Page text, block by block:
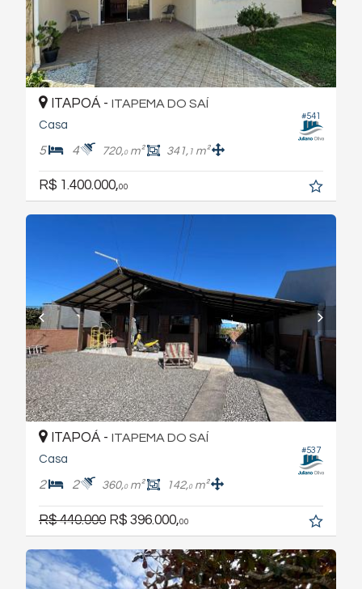
#541
ITAPOÁ - ITAPEMA DO SAÍ
Casa
5 4 720,0m² 341, 1 m²
R$ 1.400.000,00
#537
ITAPOÁ - ITAPEMA DO SAÍ
Casa
2 2 360,0m² 142,0m²
R$ 440.000 R$ 396.000,00